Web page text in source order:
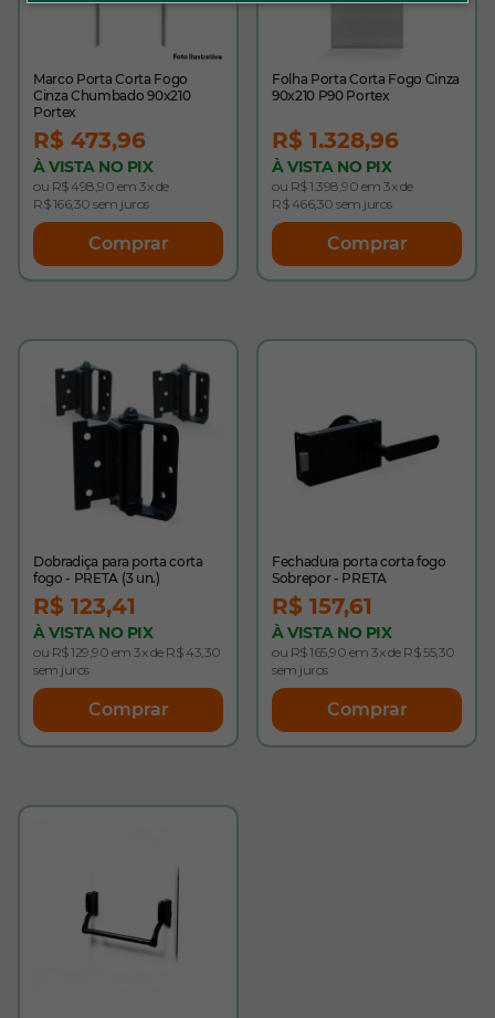
Marco Porta Corta Fogo
Cinza Chumbado 90x210
Portex
R$ 473,96
À VISTA NO PIX
ou R$ 498,90 em 3x de
R$ 166,30 sem juros
Comprar
Folha Porta Corta Fogo Cinza
90x210 P90 Portex
R$ 1.328,96
À VISTA NO PIX
ou R$ 1.398,90 em 3x de
R$ 466,30 sem juros
Comprar
Dobradiça para porta corta
fogo - PRETA (3 un.)
R$ 123,41
À VISTA NO PIX
ou R$ 129,90 em 3x de R$ 43,30
sem juros
Comprar
Fechadura porta corta fogo
Sobrepor - PRETA
R$ 157,61
À VISTA NO PIX
ou R$ 165,90 em 3x de R$ 55,30
sem juros
Comprar